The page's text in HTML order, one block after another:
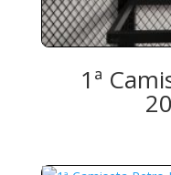
1ª